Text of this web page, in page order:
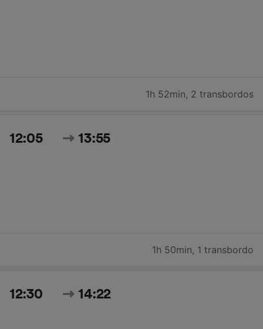
1h 52min, 2 transbordos
12:05 13:55
1h 50min, 1 transbordo
12:30 14:22